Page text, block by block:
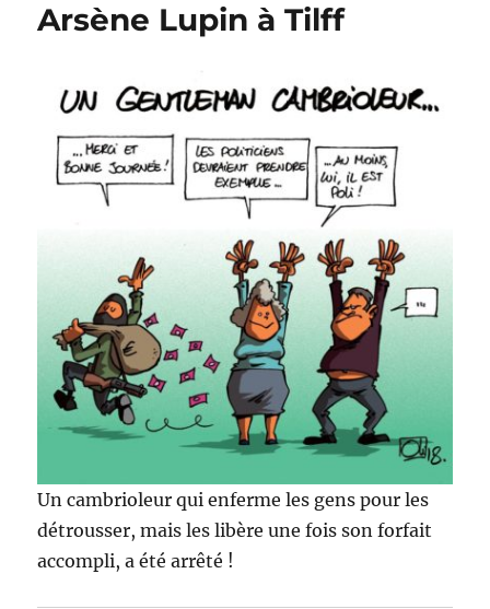
Arsène Lupin à Tilff
Un cambrioleur qui enferme les gens pour les
détrousser, mais les libère une fois son forfait
accompli, a été arrêté !